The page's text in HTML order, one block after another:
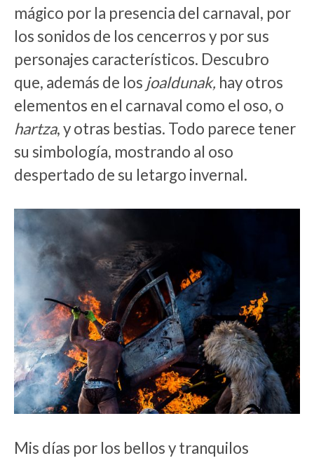
mágico por la presencia del carnaval, por
los sonidos de los cencerros y por sus
personajes característicos. Descubro
que, además de los joaldunak, hay otros
elementos en el carnaval como el oso, o
hartza, y otras bestias. Todo parece tener
su simbología, mostrando al oso
despertado de su letargo invernal.
Mis días por los bellos y tranquilos